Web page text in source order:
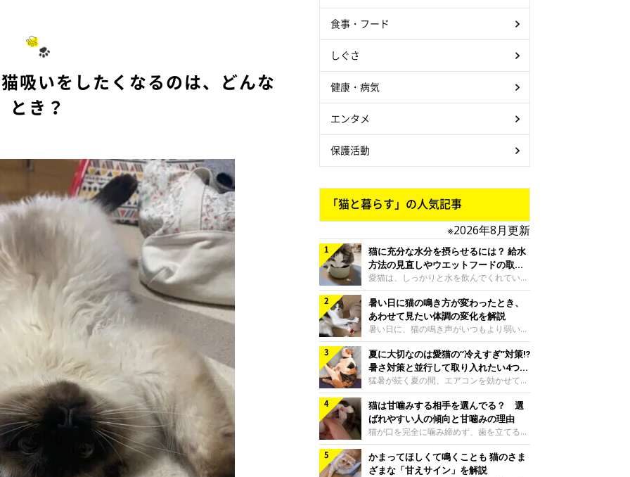
吸いをしたくなるのは、どんな
とき？
食事・フード
しぐさ
健康・病気
エンタメ
保護活動
「猫と暮らす」の人気記事
※2026年8月更新
猫に充分な水分を摂らせるには？ 給水
方法の見直しやウエットフードの取り
入れ方を解説
愛猫は、しっかりと水を飲んでくれていま
すか？ 夏場はエアコンで室内が涼しいこ
ともあり、猫があまり水を飲まないこと
も。積極的に水分を摂らせるためには、給
水方法を見直したり、フードから水分を摂
らせたりする方法があります。今回は獣医
師の重本仁先生に、猫に水分を摂らせるた
めにできるためできる工夫を教えていただ
きました。ボウルの高さを愛猫の好みにね
このきもち投稿写真ギャラリー水飲みボウ
ルの高さは、猫が飲むときに頭が胃より下
にならないように設定すると飲みやすいで
しょう。首を深く折り曲げずに済むため、
関節や食道への負
暑い日に猫の鳴き方が変わったとき、
あわせて見たい体調の変化を解説
暑い日に、猫の鳴き声がいつもより弱い、
かすれる、しつこく鳴くなど、ふだんと違
って聞こえることがあります。 そんなと
き、あわせてどのような様子を確認したら
よいのでしょうか。暑い日に猫の鳴き方が
変わるときの見方や注意したい体調の変化
などについて、ねこのきもち獣医師相談室
の山口みき先生に伺いました。 鳴き方の
変化だけで判断せず、全身の様子も確認し
てねこのきもち投稿写真ギャラリー猫の鳴
き方が変わったとき、暑さと関係している
ように見えることがあります。 ただ、鳴
夏に大切なのは愛猫の“冷えすぎ”対策⁉
暑さ対策と並行して取り入れたい4つの
工夫
猛暑が続く夏の間、エアコンを効かせて室
内を冷やしますよね。しかし、人にとって
は快適な温度でも、猫にとっては温度が低
すぎることも。暑さ対策と並行して、冷え
すぎ対策もしっかりと行うことが大切で
す。今回は獣医師の重本仁先生に、猫の冷
えすぎを防ぐ4つの対策を教えていただき
ました。（1） 冷房の効いていない部屋に
猫は甘噛みする相手を選んでる？ 選
ばれやすい人の傾向と甘噛みの理由
猫が口を完全に噛み締めず、歯を立てる程
度に噛む“甘噛み”。遊びやスキンシップの
ときに繰り出すことがありますが、同じ家
族でも噛まれる頻度に違いがあると感じる
かまってほしくて鳴くことも 猫のさま
ざまな「甘えサイン」を解説